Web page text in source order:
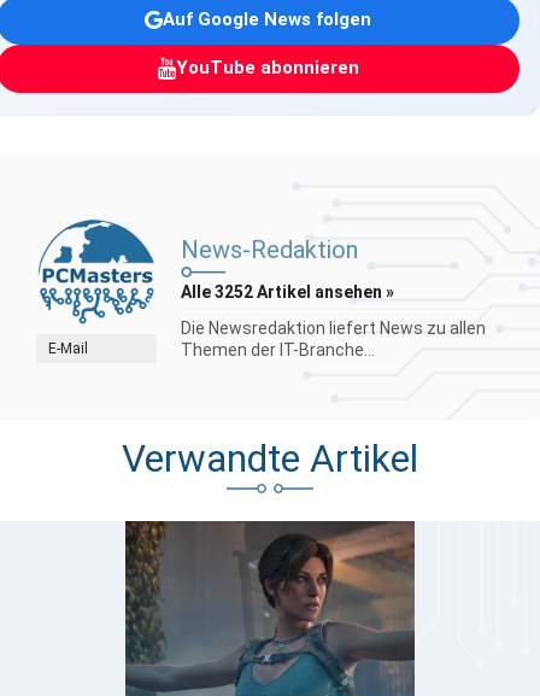
Auf Google News folgen
YouTube abonnieren
E-Mail
News-Redaktion
Alle 3252 Artikel ansehen »
Die Newsredaktion liefert News zu allen
Themen der IT-Branche...
Verwandte Artikel